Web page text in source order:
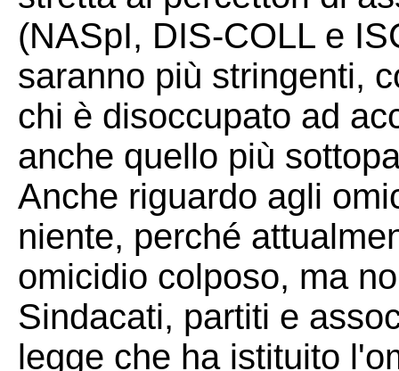
(NASpI, DIS-COLL e
saranno più stringenti,
chi è disoccupato ad
anche quello più
Anche riguardo agli
niente, perché
omicidio colposo, ma
Sindacati, partiti e
legge che ha istituito